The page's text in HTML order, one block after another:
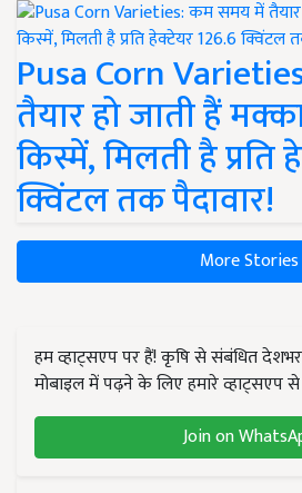
Pusa Corn
तैयार हो जाती हैं
किस्में, मिलती है प्रति
क्विंटल तक पैदावार!
More Stories
हम व्हाट्सएप पर हैं! कृषि से संबंधित
मोबाइल में पढ़ने के लिए हमारे व्हाट्सएप
Join on